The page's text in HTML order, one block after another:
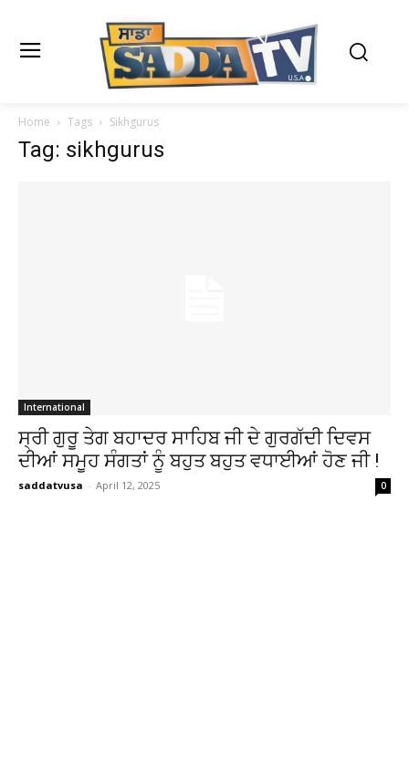
Home Tags Sikhgurus
Tag: sikhgurus
International
ਸ੍ਰੀ ਗੁਰੂ ਤੇਗ ਬਹਾਦਰ ਸਾਹਿਬ ਜੀ ਦੇ ਗੁਰਗੱਦੀ ਦਿਵਸ
ਦੀਆਂ ਸਮੂਹ ਸੰਗਤਾਂ ਨੂੰ ਬਹੁਤ ਬਹੁਤ ਵਧਾਈਆਂ ਹੋਣ ਜੀ !
saddatvusa - April 12, 2025 0